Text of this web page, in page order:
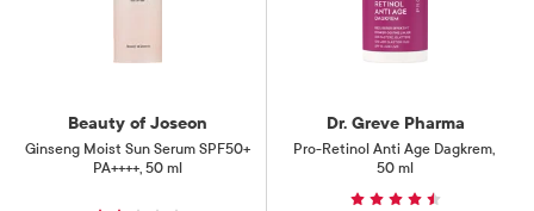
Beauty of Joseon
Ginseng Moist Sun Serum SPF50+
PA++++, 50 ml
Dr. Greve Pharma
Pro-Retinol Anti Age Dagkrem,
50 ml